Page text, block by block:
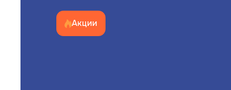
Акции